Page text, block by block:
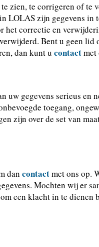
zien, te corrigeren of te
LOLAS zijn gegevens in
het correctie en
Bent u geen lid
dan kunt u contactmet
gegevens serieus en
toegang,
zijn over de set van
dan contactmet ons op.
Mochten wij er
een klacht in te